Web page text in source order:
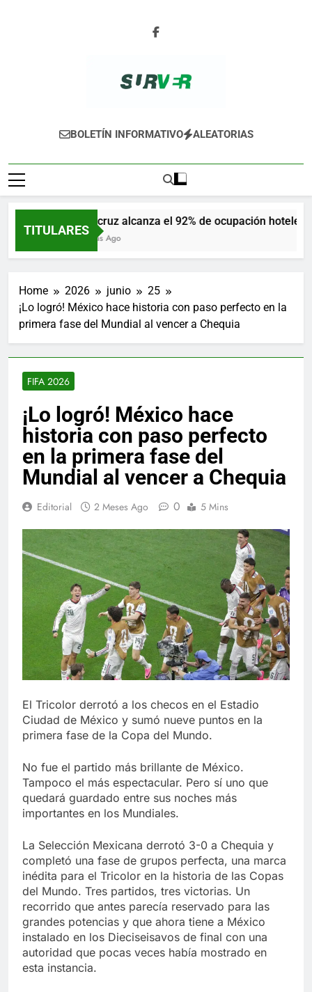
SURVER
BOLETÍN INFORMATIVO ALEATORIAS
TITULARES
Veracruz alcanza el 92% de ocupación hotelera
9 Horas Ago
Home 2026 junio
25
¡Lo logró! México hace historia con paso perfecto en la
primera fase del Mundial al vencer a Chequia
FIFA 2026
¡Lo logró! México hace
historia con paso perfecto
en la primera fase del
Mundial al vencer a Chequia
Editorial 2 Meses Ago 0 5 Mins
El Tricolor derrotó a los checos en el Estadio
Ciudad de México y sumó nueve puntos en la
primera fase de la Copa del Mundo.
No fue el partido más brillante de México.
Tampoco el más espectacular. Pero sí uno que
quedará guardado entre sus noches más
importantes en los Mundiales.
La Selección Mexicana derrotó 3-0 a Chequia y
completó una fase de grupos perfecta, una marca
inédita para el Tricolor en la historia de las Copas
del Mundo. Tres partidos, tres victorias. Un
recorrido que antes parecía reservado para las
grandes potencias y que ahora tiene a México
instalado en los Dieciseisavos de final con una
autoridad que pocas veces había mostrado en
esta instancia.